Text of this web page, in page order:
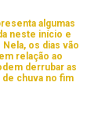
algumas
neste início e
os dias vão
relação ao
derrubar as
chuva no fim